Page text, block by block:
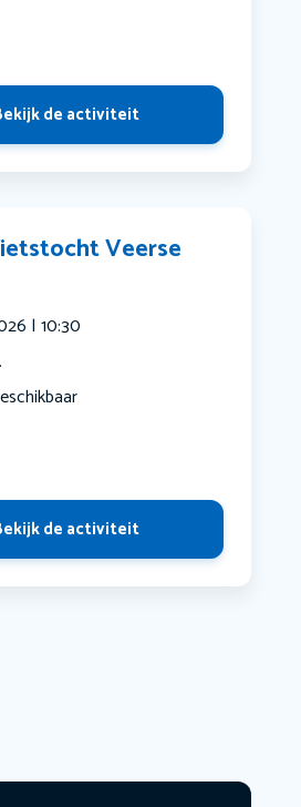
de activiteit
Veerse
| 10:30
de activiteit